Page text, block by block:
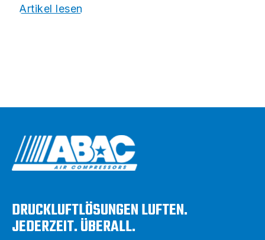
Artikel lesen
DRUCKLUFTLÖSUNGEN LUFTEN.
JEDERZEIT. ÜBERALL.